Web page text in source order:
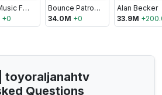
Desi Music Factory
+0
Bounce Patrol - Kids Songs
34.0M +0
Alan Becker
33.9M +
Questions